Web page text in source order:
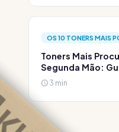
OS 10 TONERS MAIS
Toners Mais
Segunda Mão:
3 min